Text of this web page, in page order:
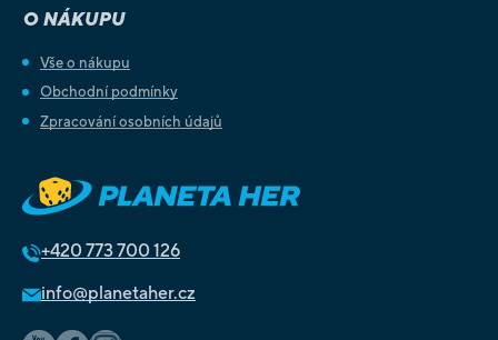
O NÁKUPU
Vše o nákupu
Obchodní podmínky
Zpracování osobních údajů
+420 773 700 126
info@planetaher.cz